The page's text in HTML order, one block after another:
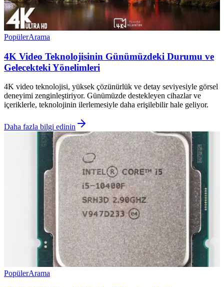
PopülerArama
4K Video Teknolojisinin Günümüzdeki Durumu ve
Gelecekteki Yönelimleri
4K video teknolojisi, yüksek çözünürlük ve detay seviyesiyle görsel
deneyimi zenginleştiriyor. Günümüzde destekleyen cihazlar ve
içeriklerle, teknolojinin ilerlemesiyle daha erişilebilir hale geliyor.
Daha fazla bilgi edinin
PopülerArama